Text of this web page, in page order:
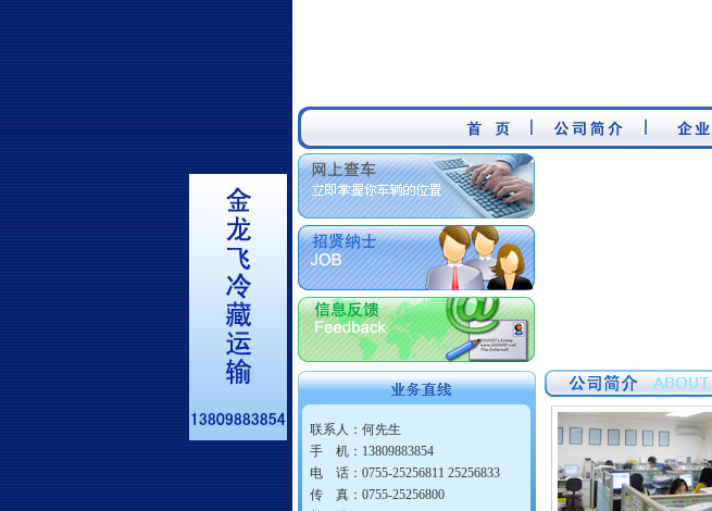
联系人：何先生
手 机：13809883854
电 话：0755-25256811 25256833
传 真：0755-25256800